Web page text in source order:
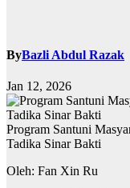
ByBazli Abdul Razak
Jan 12, 2026
Program Santuni
Tadika Sinar Bakti
Oleh: Fan Xin Ru